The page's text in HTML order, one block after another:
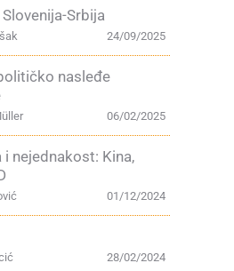
Srbija
24/09/2025
nasleđe
06/02/2025
i nejednakost: Kina,
01/12/2024
28/02/2024